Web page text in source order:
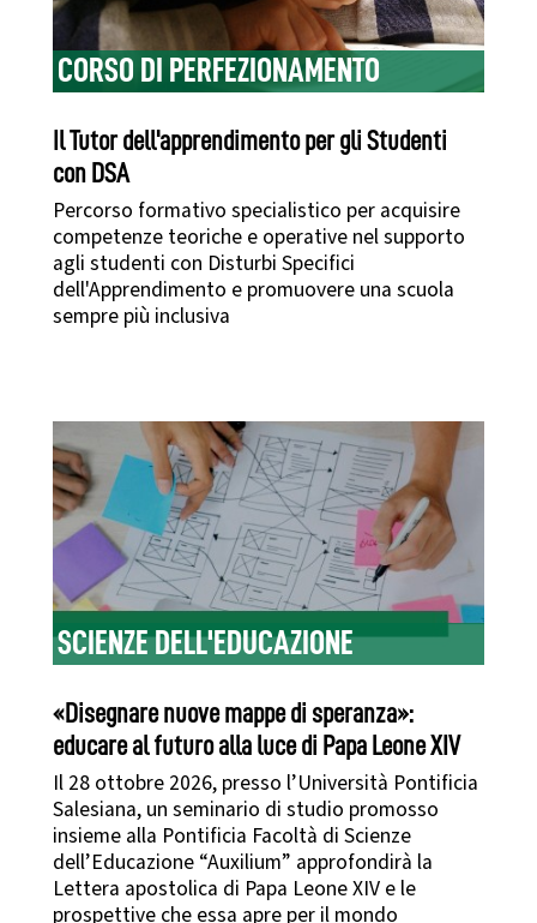
CORSO DI PERFEZIONAMENTO
Il Tutor dell'apprendimento per gli Studenti
con DSA
Percorso formativo specialistico per acquisire
competenze teoriche e operative nel supporto
agli studenti con Disturbi Specifici
dell'Apprendimento e promuovere una scuola
sempre più inclusiva
SCIENZE DELL'EDUCAZIONE
«Disegnare nuove mappe di speranza»:
educare al futuro alla luce di Papa Leone XIV
Il 28 ottobre 2026, presso l’Università Pontificia
Salesiana, un seminario di studio promosso
insieme alla Pontificia Facoltà di Scienze
dell’Educazione “Auxilium” approfondirà la
Lettera apostolica di Papa Leone XIV e le
prospettive che essa apre per il mondo